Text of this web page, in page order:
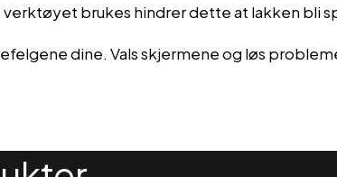
brukes hindrer dette at lakken bli
dine. Vals skjermene og løs